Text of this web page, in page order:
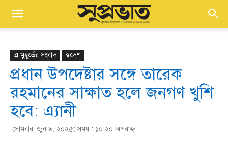
এ মুহূর্তের সংবাদ স্বদেশ
প্রধান উপদেষ্টার সঙ্গে তারেক
রহমানের সাক্ষাত হলে জনগণ খুশি
হবে: এ্যানী
সোমবার, জুন ৯, ২০২৫; সময় : ১০:২০ অপরাহ্ণ